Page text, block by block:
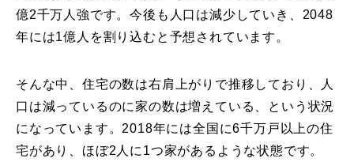
億2千万人強です。今後も人口は減少していき、2048
年には1億人を割り込むと予想されています。
そんな中、住宅の数は右肩上がりで推移しており、人
口は減っているのに家の数は増えている、という状況
になっています。2018年には全国に6千万戸以上の住
宅があり、ほぼ2人に1つ家があるような状態です。